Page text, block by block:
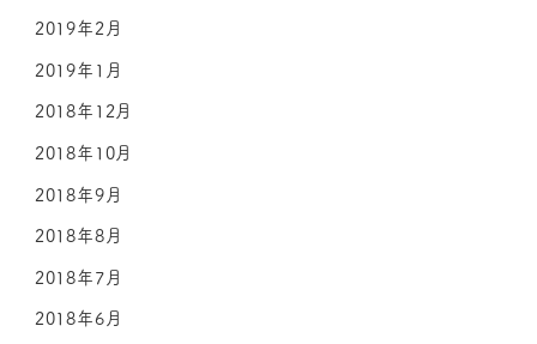
2019年2月
2019年1月
2018年12月
2018年10月
2018年9月
2018年8月
2018年7月
2018年6月